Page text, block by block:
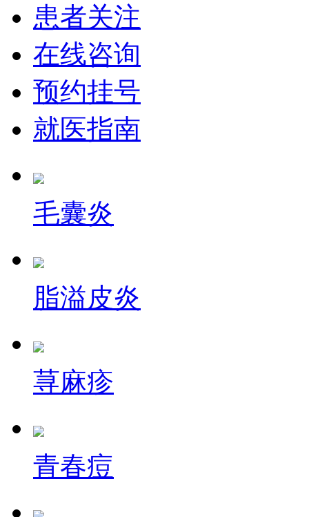
患者关注
在线咨询
预约挂号
就医指南
毛囊炎
脂溢皮炎
荨麻疹
青春痘